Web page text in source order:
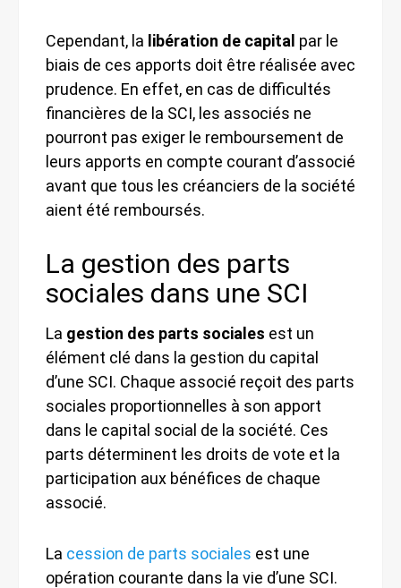
Cependant, la libération de capital par le
biais de ces apports doit être réalisée avec
prudence. En effet, en cas de difficultés
financières de la SCI, les associés ne
pourront pas exiger le remboursement de
leurs apports en compte courant d’associé
avant que tous les créanciers de la société
aient été remboursés.
La gestion des parts
sociales dans une SCI
La gestion des parts sociales est un
élément clé dans la gestion du capital
d’une SCI. Chaque associé reçoit des parts
sociales proportionnelles à son apport
dans le capital social de la société. Ces
parts déterminent les droits de vote et la
participation aux bénéfices de chaque
associé.
La cession de parts sociales est une
opération courante dans la vie d’une SCI.